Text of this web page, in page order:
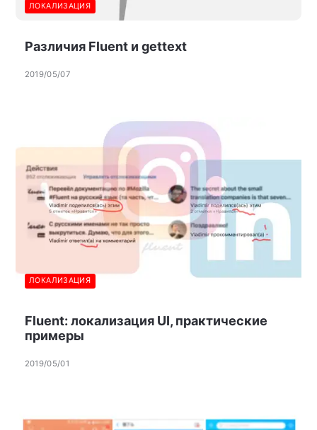
Различия Fluent и gettext
2019/05/07
ЛОКАЛИЗАЦИЯ
Fluent: локализация UI, практические
примеры
2019/05/01
ЛОКАЛИЗАЦИЯ